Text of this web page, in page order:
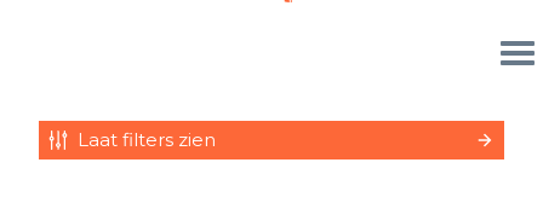
Laat filters zien